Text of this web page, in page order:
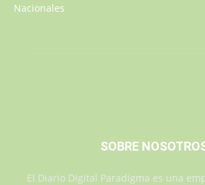
Nacionales
SOBRE
El Diario Digital Paradigma es una